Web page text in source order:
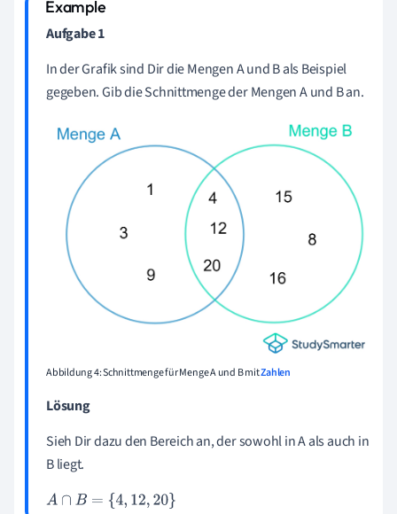
Aufgabe1
In der Grafik sind Dir die Mengen A und B als Beispiel
gegeben. Gib die Schnittmenge der Mengen A und B an.
Abbildung 4: Schnittmenge für Menge A und B mitZahlen
Lösung
Sieh Dir dazu den Bereich an, der sowohl in A als auch in
B liegt.
A∩ B={4, 12 20}